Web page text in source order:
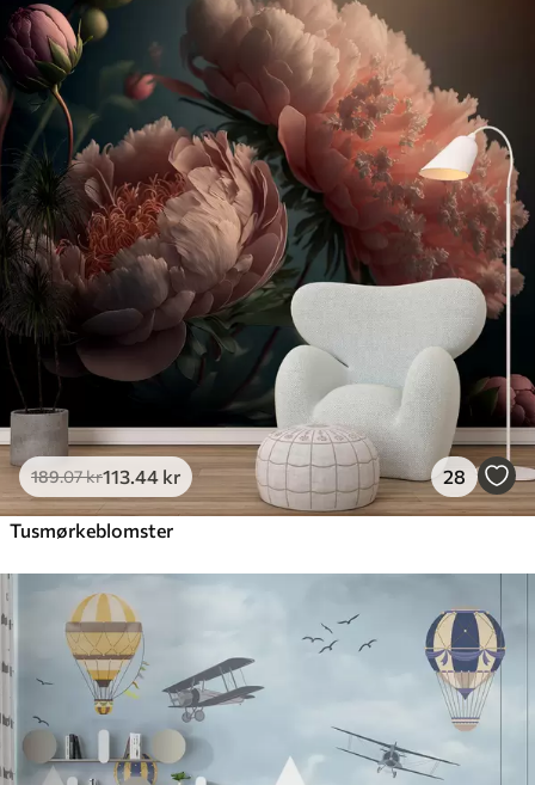
189.07kr113 .44 kr 28
Tusmørkeblomster